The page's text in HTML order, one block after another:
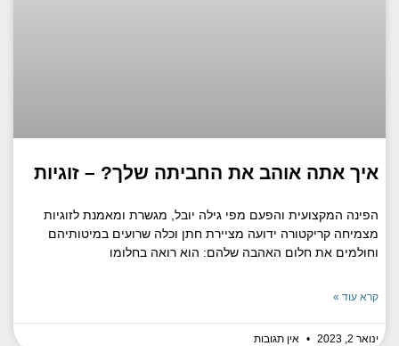
איך אתה אוהב את החביתה שלך? – זוגיות
הפינה המקצועית והפעם מפי גילה יובל, מגשרת ומאמנת לזוגיות
מצמיחה קריקטורה ידועה מציירת חתן וכלה שרועים במיטותיהם
וחולמים את חלום האהבה שלהם: הוא רואה בחלומו
קרא עוד »
ינואר 2, 2023 אין תגובות